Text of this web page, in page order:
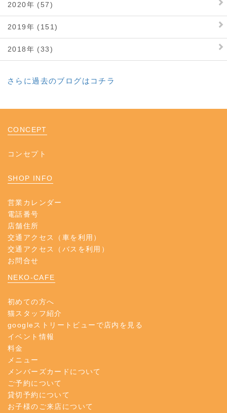
2020年 (57)
2019年 (151)
2018年 (33)
さらに過去のブログはコチラ
CONCEPT
コンセプト
SHOP INFO
営業カレンダー
電話番号
店舗住所
交通アクセス（車を利用）
交通アクセス（バスを利用）
お問合せ
NEKO-CAFE
初めての方へ
猫スタッフ紹介
googleストリートビューで店内を見る
イベント情報
料金
メニュー
メンバーズカードについて
ご予約について
貸切予約について
お子様のご来店について